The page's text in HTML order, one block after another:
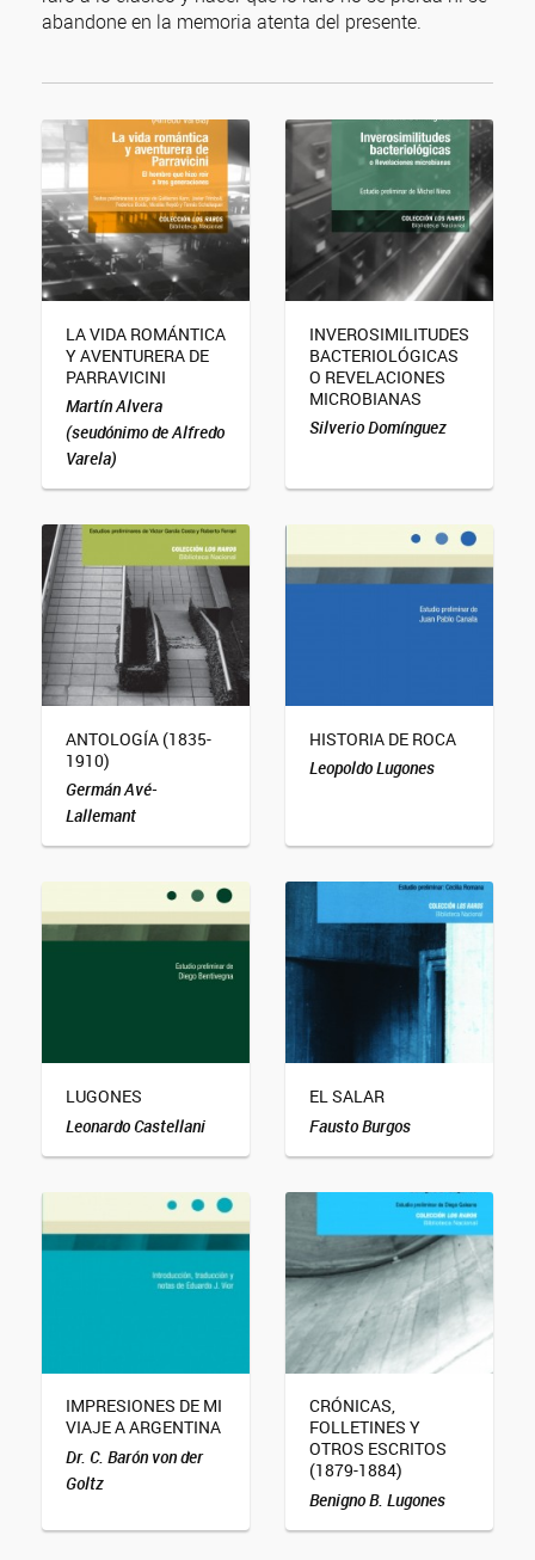
abandone en la memoria atenta del presente.
LA VIDA ROMÁNTICA
Y AVENTURERA DE
PARRAVICINI
Martín Alvera
(seudónimo de Alfredo
Varela)
INVEROSIMILITUDES
BACTERIOLÓGICAS
O REVELACIONES
MICROBIANAS
Silverio Domínguez
ANTOLOGÍA (1835-
1910)
Germán Avé-
Lallemant
HISTORIA DE ROCA
Leopoldo Lugones
LUGONES
Leonardo Castellani
EL SALAR
Fausto Burgos
IMPRESIONES DE MI
VIAJE A ARGENTINA
Dr. C. Barón von der
Goltz
CRÓNICAS,
FOLLETINES Y
OTROS ESCRITOS
(1879-1884)
Benigno B. Lugones